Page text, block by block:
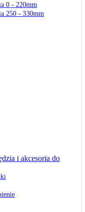
0 - 220mm
250 - 330mm
i akcesoria do